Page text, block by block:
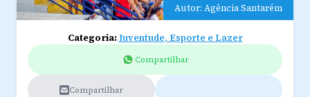
Autor: Agência Santarém
Categoria:Juventude, Esporte e Lazer
Compartilhar
Compartilhar